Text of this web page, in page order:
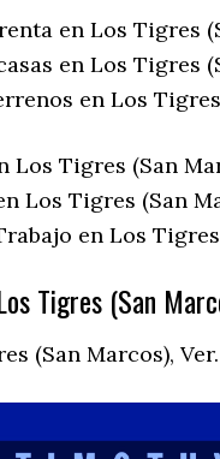
en Los Tigres
en Los Tigres
en Los
Los Tigres (San
Los Tigres (San
en Los
Tigres (San